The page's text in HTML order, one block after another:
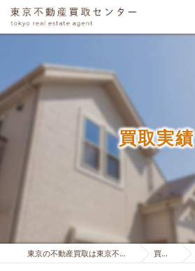
買取実績
東京の不動産買取は東京不動産買取センター 買取実績